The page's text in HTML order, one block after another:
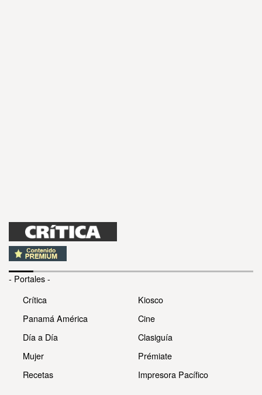
- Portales -
Crítica
Panamá América
Día a Día
Mujer
Recetas
Kiosco
Cine
Clasiguía
Prémiate
Impresora Pacífico